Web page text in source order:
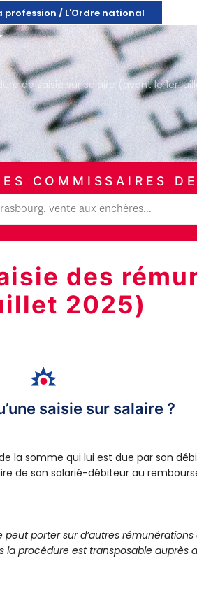
profession / L'Ordre national
de saisie sur salaire (avant le 1er
COMMISSAIRES
des
2025)
saisie sur salaire ?
la somme qui lui est due par son
de son salarié-débiteur au
porter sur d’autres
procédure est transposable